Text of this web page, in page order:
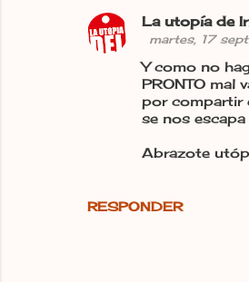
RESPONDER
La utopía de
martes, 17
Y como no
PRONTO mal
por compartir
se nos
Abrazote